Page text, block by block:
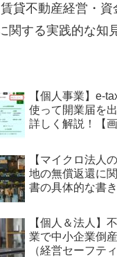
貸不動産経営・資
関する実践的な知
【個人事業】e-
使って開業届を
詳しく解説！【画
【マイクロ法人
地の無償返還に
書の具体的な書
【個人＆法人】
業で中小企業倒
（経営セーフテ